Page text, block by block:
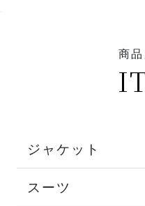
商品
ジャケット
スーツ